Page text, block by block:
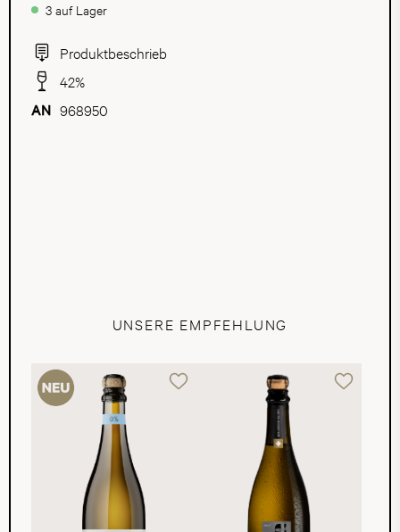
Produktbeschrieb
42%
968950
3 auf Lager
UNSERE EMPFEHLUNG